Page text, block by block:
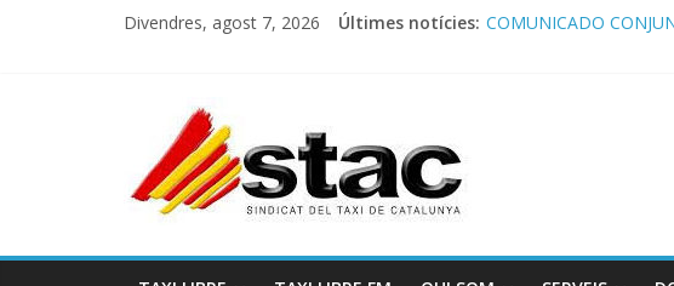
Divendres, agost 7, 2026 Últimes notícies: COMUNICADO